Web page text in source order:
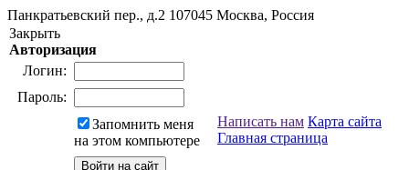
Панкратьевский пер., д.2 107045 Москва, Россия
Закрыть
Авторизация
Логин:
Пароль:
Запомнить меня
на этом компьютере
Написать нам Карта сайта
Главная страница